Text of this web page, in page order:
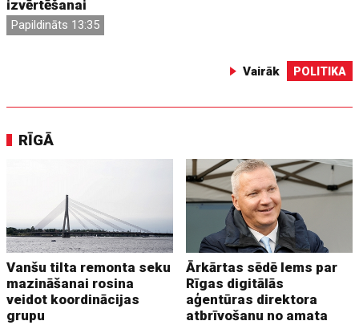
izvērtēšanai
Papildināts 13:35
Vairāk POLITIKA
RĪGĀ
Vanšu tilta remonta seku
mazināšanai rosina
veidot koordinācijas
grupu
Ārkārtas sēdē lems par
Rīgas digitālās
aģentūras direktora
atbrīvošanu no amata